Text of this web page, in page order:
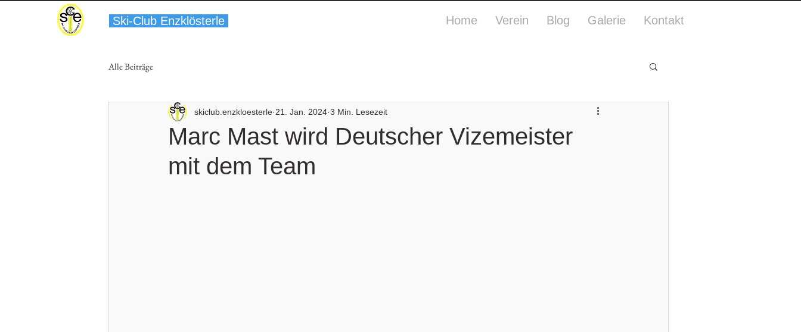
Ski-Club Enzklösterle Home Verein Blog Galerie Kontakt
Alle Beiträge
Marc Mast wird Deutscher Vizemeister
mit dem Team
skiclub.enzkloesterle 21. Jan. 2024 3 Min. Lesezeit